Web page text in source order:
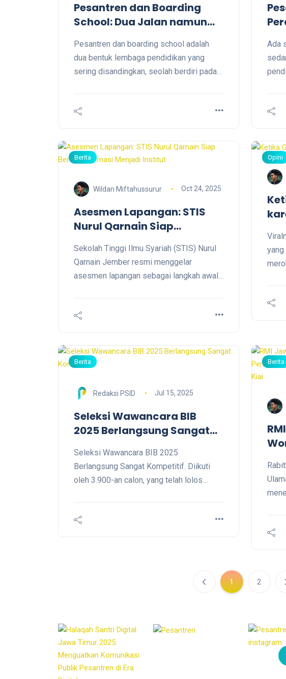
Pesantren dan Boarding
School: Dua Jalan namun
Pesantren dan boarding school adalah
dua bentuk lembaga pendidikan yang
sering disandingkan, seolah berdiri pada
ruang yang sama, hanya memancar dari
boarding school memancarkan cahaya
Ada
dan
Berita
Wildan Miftahussurur Oct 24, 2025
Asesmen Lapangan: STIS
Nurul Qarnain Siap
Institut
Sekolah Tinggi Ilmu Syariah (STIS) Nurul
Qarnain Jember resmi menggelar
asesmen lapangan sebagai langkah awal
digelar di Meeting Room lantai 1 STIS
pengasuh pondok, serta perwakilan
(23/10/2025).
Opini
yang
Berita
Redaksi PSID Jul 15, 2025
Seleksi Wawancara BIB
2025 Berlangsung Sangat
Seleksi Wawancara BIB 2025
Berlangsung Sangat Kompetitif. Diikuti
oleh 3.900-an calon, yang telah lolos
Beasiswa ini untuk semua dan inklusif,
Berita
1 2